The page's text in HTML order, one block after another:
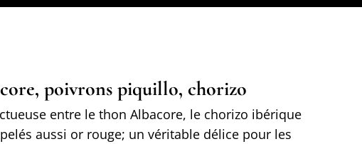
poivrons piquillo, chorizo
entre le thon Albacore, le chorizo ibérique
aussi or rouge; un véritable délice pour les